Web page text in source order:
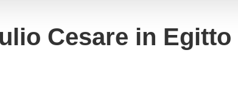
Cesare in Egitto